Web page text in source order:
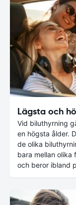
Lägsta och
Vid biluthyrning
en högsta ålder.
de olika
bara mellan olika
och beror ibland